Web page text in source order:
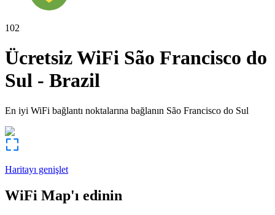
102
Ücretsiz WiFi São Francisco do
Sul - Brazil
En iyi WiFi bağlantı noktalarına bağlanın São Francisco do Sul
Haritayı genişlet
WiFi Map'ı edinin